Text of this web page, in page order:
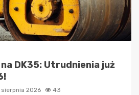
DK35: Utrudnienia już
sierpnia 2026 43